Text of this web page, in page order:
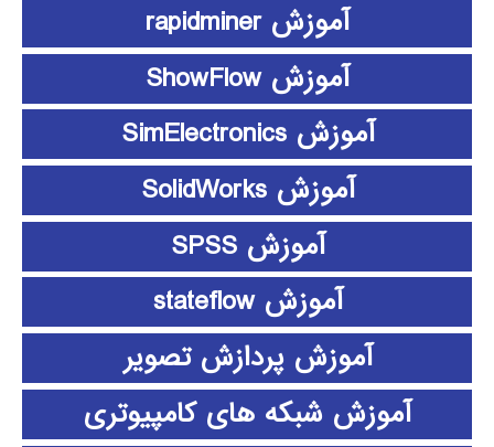
آموزش rapidminer
آموزش ShowFlow
آموزش SimElectronics
آموزش SolidWorks
آموزش SPSS
آموزش stateflow
آموزش پردازش تصویر
آموزش شبکه های کامپیوتری